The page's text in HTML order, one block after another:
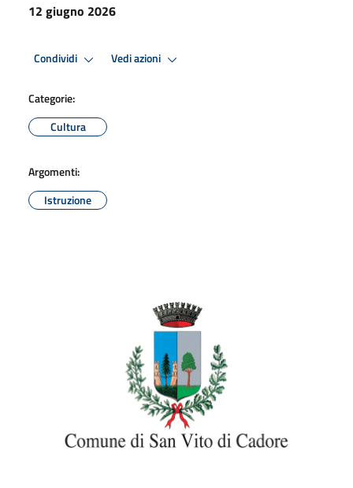
12 giugno 2026
Condividi Vedi azioni
Categorie:
Cultura
Argomenti:
Istruzione